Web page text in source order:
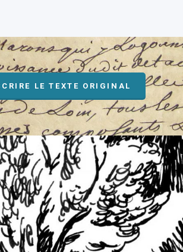
LE TEXTE ORIGINAL